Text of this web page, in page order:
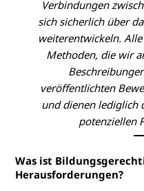
Verbindungen
sich sicherlich über
weiterentwickeln.
Methoden, die wir
veröffentlichten
und dienen lediglich
potenziellen
Was ist
Herausforderungen?